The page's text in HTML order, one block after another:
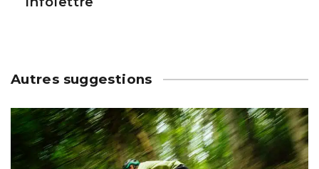
Autres suggestions